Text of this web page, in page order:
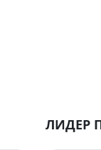
ЛИДЕР